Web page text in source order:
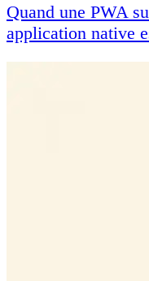
Quand une PWA
application native